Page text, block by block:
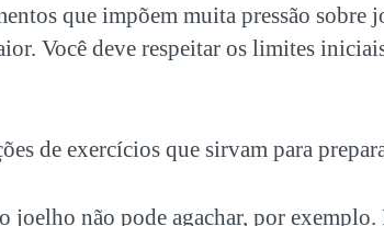
que impõem muita pressão sobre
Você deve respeitar os limites
de exercícios que sirvam para
joelho não pode agachar, por